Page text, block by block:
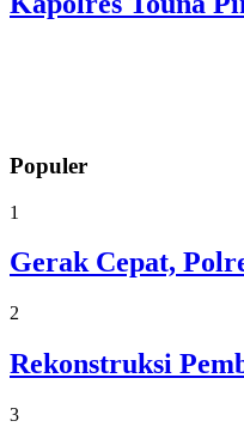
Populer
1
Gerak Cepat,
2
Rekonstruksi
3